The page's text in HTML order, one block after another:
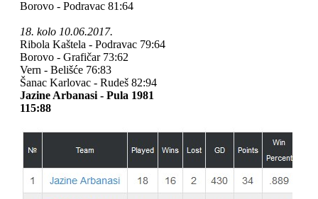
Borovo - Podravac 81:64
18. kolo 10.06.2017.
Ribola Kaštela - Podravac 79:64
Borovo - Grafičar 73:62
Vern - Belišće 76:83
Šanac Karlovac - Rudeš 82:94
Jazine Arbanasi - Pula 1981
115:88